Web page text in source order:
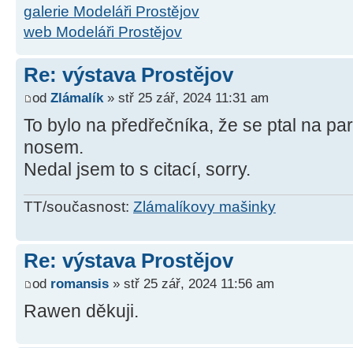
galerie Modeláři Prostějov
web Modeláři Prostějov
Re: výstava Prostějov
od Zlámalík» stř 25 zář, 2024 11:31 am
To bylo na předřečníka, že se ptal na
nosem.
Nedal jsem to s citací, sorry.
TT/současnost: Zlámalíkovy mašinky
Re: výstava Prostějov
od romansis » stř 25 zář, 2024 11:56 am
Rawen děkuji.